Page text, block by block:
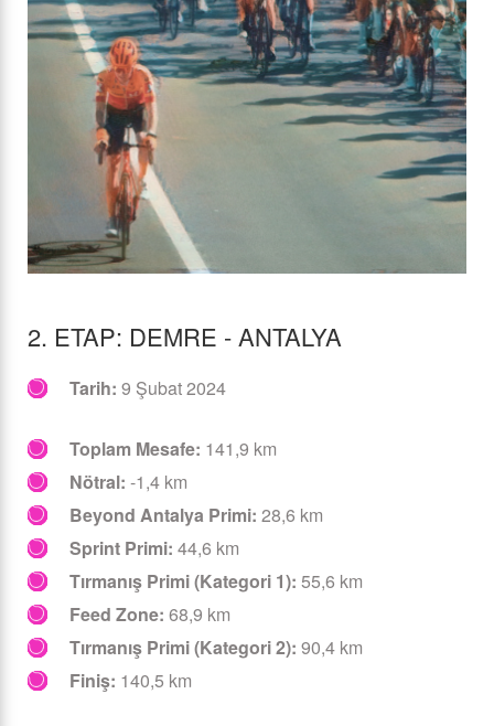
2. ETAP: DEMRE - ANTALYA
Tarih: 9 Şubat 2024
Toplam Mesafe: 141,9 km
Nötral: -1,4 km
Beyond Antalya Primi: 28,6 km
Sprint Primi: 44,6 km
Tırmanış Primi (Kategori 1): 55,6 km
Feed Zone: 68,9 km
Tırmanış Primi (Kategori 2): 90,4 km
Finiş: 140,5 km